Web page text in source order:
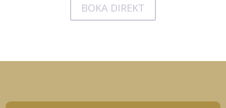
BOKA DIREKT